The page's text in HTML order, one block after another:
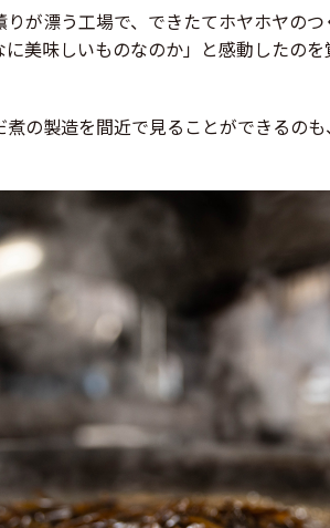
りが漂う工場で、できたてホヤホヤの
に美味しいものなのか」と感動したのを
煮の製造を間近で見ることができるの